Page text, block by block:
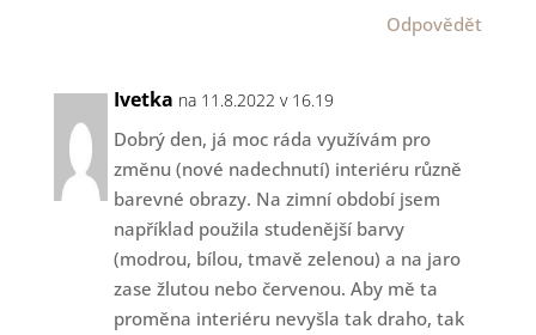
Odpovědět
Ivetka na 11.8.2022 v 16.19
Dobrý den, já moc ráda využívám pro
změnu (nové nadechnutí) interiéru různě
barevné obrazy. Na zimní období jsem
například použila studenější barvy
(modrou, bílou, tmavě zelenou) a na jaro
zase žlutou nebo červenou. Aby mě ta
proměna interiéru nevyšla tak draho, tak